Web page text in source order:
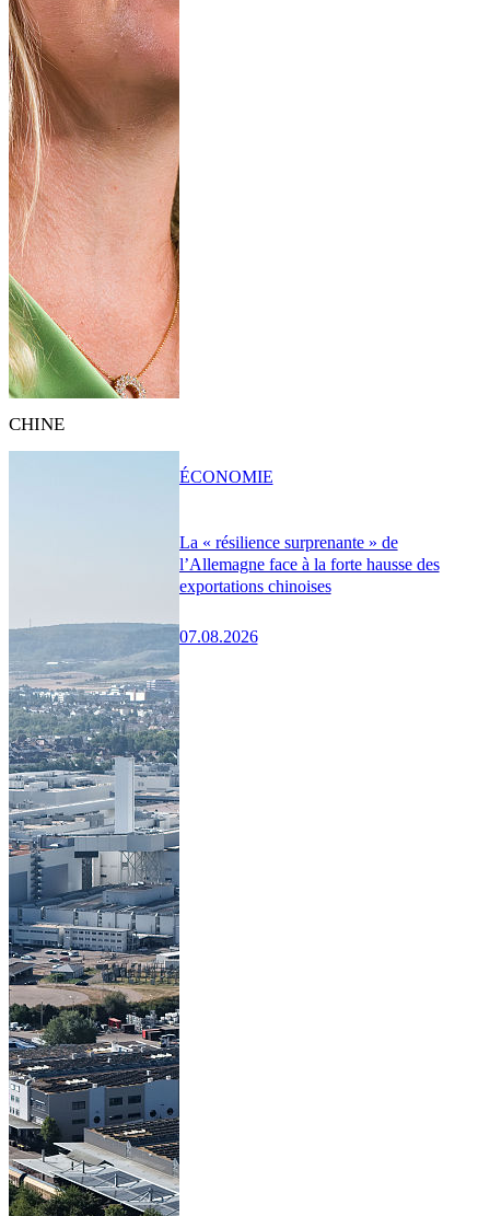
CHINE
La « résilience surprenante » de
l’Allemagne face à la forte hausse des
exportations chinoises
07.08.2026
ÉCONOMIE